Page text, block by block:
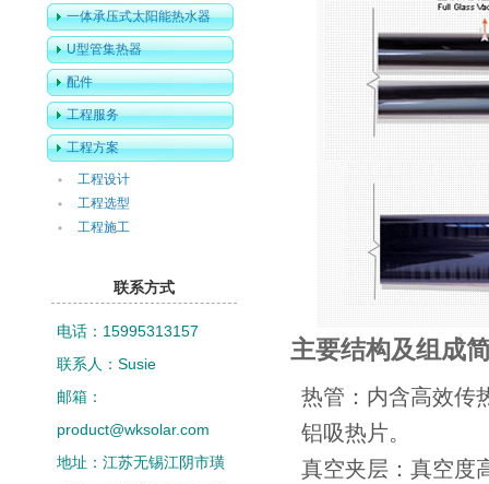
一体承压式太阳能热水器
U型管集热器
配件
工程服务
工程方案
工程设计
工程选型
工程施工
联系方式
电话：15995313157
联系人：Susie
邮箱：
product@wksolar.com
地址：江苏无锡江阴市璜
主要结构及组成
热管：内含高效传
铝吸热片。
真空夹层：真空度